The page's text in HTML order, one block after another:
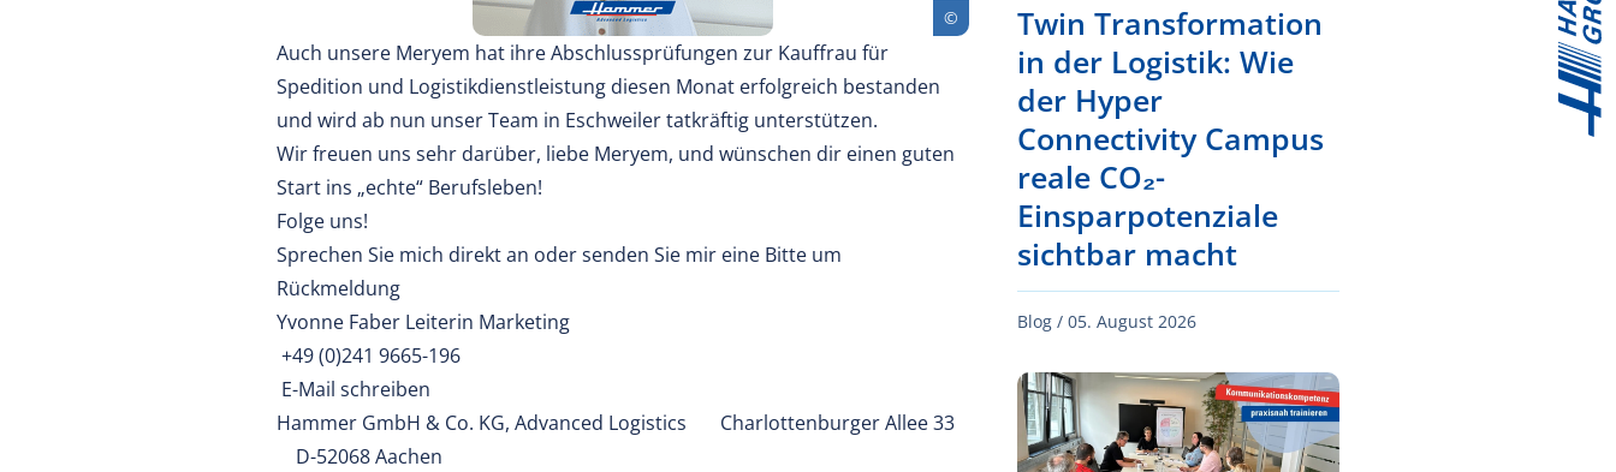
Auch unsere Meryem hat ihre Abschlussprüfungen zur Kauffrau für
Spedition und Logistikdienstleistung diesen Monat erfolgreich bestanden
und wird ab nun unser Team in Eschweiler tatkräftig unterstützen.
Wir freuen uns sehr darüber, liebe Meryem, und wünschen dir einen guten
Start ins „echte“ Berufsleben!
Folge uns!
Sprechen Sie mich direkt an oder senden Sie mir eine Bitte um
Rückmeldung
Yvonne Faber Leiterin Marketing
+49 (0)241 9665-196
E-Mail schreiben
Hammer GmbH & Co. KG, Advanced Logistics Charlottenburger Allee 33
D-52068 Aachen
Twin Transformation
in der Logistik: Wie
der Hyper
Connectivity Campus
reale CO₂-
Einsparpotenziale
sichtbar macht
Blog / 05. August 2026